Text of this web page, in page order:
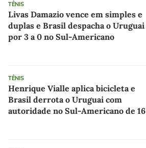
TÊNIS
Livas Damazio vence em simples e
duplas e Brasil despacha o Uruguai
por 3 a 0 no Sul-Americano
TÊNIS
Henrique Vialle aplica bicicleta e
Brasil derrota o Uruguai com
autoridade no Sul-Americano de 16